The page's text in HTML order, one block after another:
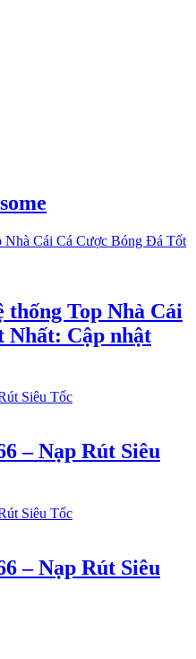
thống Top Nhà Cái
Nhất: Cập nhật
– Nạp Rút Siêu
– Nạp Rút Siêu